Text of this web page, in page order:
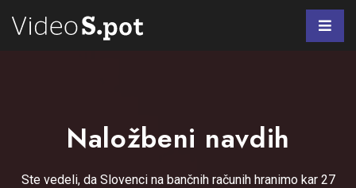
Naložbeni navdih
Ste vedeli, da Slovenci na bančnih računih hranimo kar 27